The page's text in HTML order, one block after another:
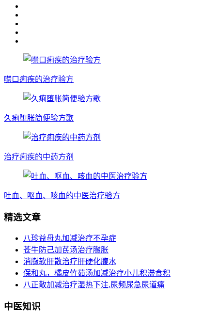
噤口痢疾的治疗验方
久痢堕胀简便验方歌
治疗痢疾的中药方剂
吐血、呕血、咳血的中医治疗验方
精选文章
八珍益母丸加减治疗不孕症
苍牛防己加芪汤治疗臌胀
消臌软肝散治疗肝硬化腹水
保和丸，橘皮竹茹汤加减治疗小儿积滞食积
八正散加减治疗湿热下注,尿频尿急尿道痛
中医知识